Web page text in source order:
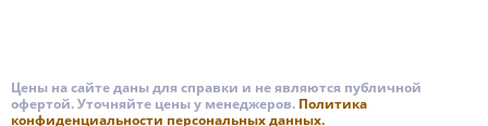
Цены на сайте даны для справки и не являются публичной
офертой. Уточняйте цены у менеджеров. Политика
конфиденциальности персональных данных.